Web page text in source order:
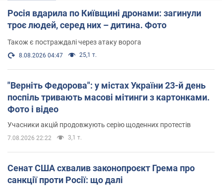
Росія вдарила по Київщині дронами: загинули
троє людей, серед них – дитина. Фото
Також є постраждалі через атаку ворога
8.08.2026 04:47 25,1 т.
"Верніть Федорова": у містах України 23-й день
поспіль тривають масові мітинги з картонками.
Фото і відео
Учасники акцій продовжують серію щоденних протестів
7.08.2026 22:22 3,1 т.
Сенат США схвалив законопроєкт Грема про
санкції проти Росії: що далі